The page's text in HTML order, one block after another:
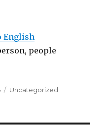
English
Categories
Uncategorized